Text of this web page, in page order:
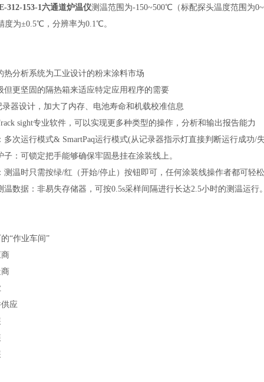
312-153-1六通道炉温仪测温范围为-150~500℃（标配探头温度范围为
度为±0.5℃，分辨率为0.1℃。
分析系统为工业设计的粉末涂料市场
更坚固的隔热箱来适应特定应用程序的需要
器设计，加大了内存、电池寿命和机载校准信息
sight专业软件，可以实现更多种类型的操作，分析和输出报告能力
：多次运行模式& SmartPaq运行模式(从记录器指示灯直接判断运行成功/
：可锁定把手能够确保牢固悬挂在涂装线上。
：测温时只需按绿/红（开始/停止）按钮即可，任何涂装线操作者都可轻松安
数据：非易失存储器，可按0.5s采样间隔进行长达2.5小时的测温运行
“作业车间”
应